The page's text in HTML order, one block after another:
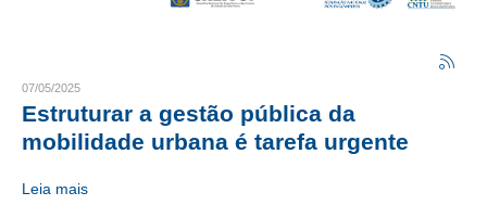
LIVRO GESTÃO 2026-2029
SUBSEDES SINDICAIS
07/05/2025
Estruturar a gestão pública da
mobilidade urbana é tarefa urgente
Leia mais